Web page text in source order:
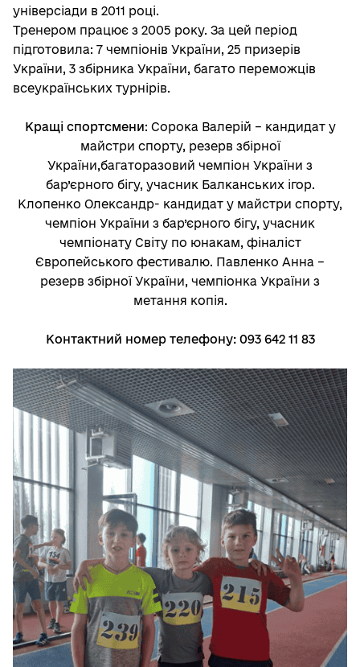
універсіади в 2011 році.
Тренером працює з 2005 року. За цей період
підготовила: 7 чемпіонів України, 25 призерів
України, 3 збірника України, багато переможців
всеукраїнських турнірів.
Кращі спортсмени: Сорока Валерій – кандидат у
майстри спорту, резерв збірної
України,багаторазовий чемпіон України з
бар’єрного бігу, учасник Балканських ігор.
Клопенко Олександр- кандидат у майстри спорту,
чемпіон України з бар’єрного бігу, учасник
чемпіонату Світу по юнакам, фіналіст
Європейського фестивалю. Павленко Анна –
резерв збірної України, чемпіонка України з
метання копія.
Контактний номер телефону: 093 642 11 83